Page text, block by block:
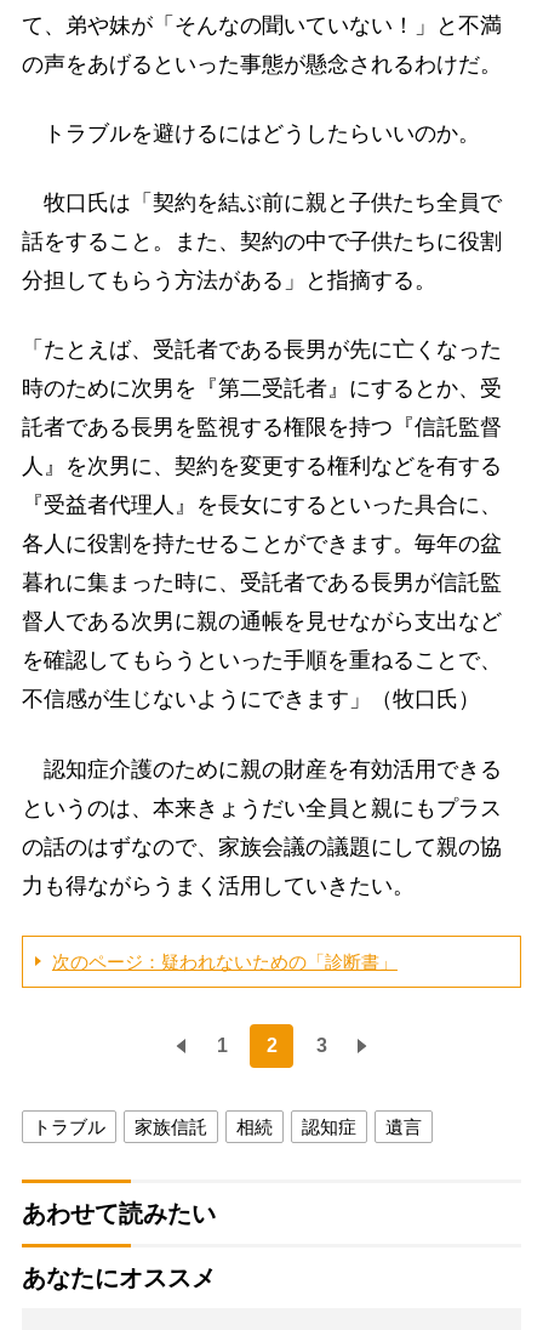
て、弟や妹が「そんなの聞いていない！」と不満
の声をあげるといった事態が懸念されるわけだ。
トラブルを避けるにはどうしたらいいのか。
牧口氏は「契約を結ぶ前に親と子供たち全員で
話をすること。また、契約の中で子供たちに役割
分担してもらう方法がある」と指摘する。
「たとえば、受託者である長男が先に亡くなった
時のために次男を『第二受託者』にするとか、受
託者である長男を監視する権限を持つ『信託監督
人』を次男に、契約を変更する権利などを有する
『受益者代理人』を長女にするといった具合に、
各人に役割を持たせることができます。毎年の盆
暮れに集まった時に、受託者である長男が信託監
督人である次男に親の通帳を見せながら支出など
を確認してもらうといった手順を重ねることで、
不信感が生じないようにできます」（牧口氏）
認知症介護のために親の財産を有効活用できる
というのは、本来きょうだい全員と親にもプラス
の話のはずなので、家族会議の議題にして親の協
力も得ながらうまく活用していきたい。
次のページ：疑われないための「診断書」
1 2 3
トラブル 家族信託 相続 認知症 遺言
あわせて読みたい
あなたにオススメ